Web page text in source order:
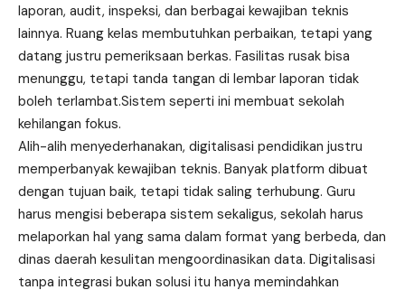
laporan, audit, inspeksi, dan berbagai kewajiban teknis
lainnya. Ruang kelas membutuhkan perbaikan, tetapi yang
datang justru pemeriksaan berkas. Fasilitas rusak bisa
menunggu, tetapi tanda tangan di lembar laporan tidak
boleh terlambat.Sistem seperti ini membuat sekolah
kehilangan fokus.
Alih-alih menyederhanakan, digitalisasi pendidikan justru
memperbanyak kewajiban teknis. Banyak platform dibuat
dengan tujuan baik, tetapi tidak saling terhubung. Guru
harus mengisi beberapa sistem sekaligus, sekolah harus
melaporkan hal yang sama dalam format yang berbeda, dan
dinas daerah kesulitan mengoordinasikan data. Digitalisasi
tanpa integrasi bukan solusi itu hanya memindahkan